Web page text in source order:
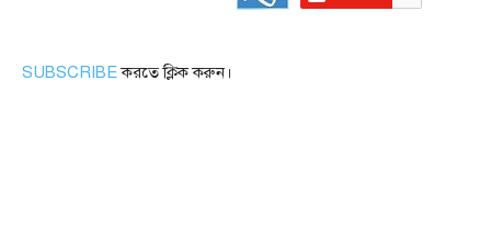
SUBSCRIBEকরতে ক্লিক করুন।